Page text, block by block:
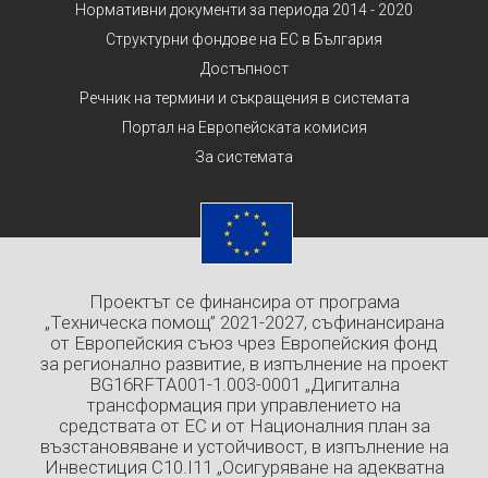
Нормативни документи за периода 2014 - 2020
Структурни фондове на ЕС в България
Достъпност
Речник на термини и съкращения в системата
Портал на Европейската комисия
За системата
Проектът се финансира от програма
„Техническа помощ” 2021-2027, съфинансирана
от Европейския съюз чрез Европейския фонд
за регионално развитие, в изпълнение на проект
BG16RFTA001-1.003-0001 „Дигитална
трансформация при управлението на
средствата от ЕС и от Националния план за
възстановяване и устойчивост, в изпълнение на
Инвестиция C10.I11 „Осигуряване на адекватна